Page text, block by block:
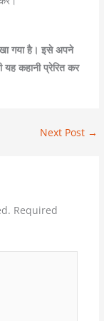
गया है। इसे अपने
यह कहानी प्रेरित कर
Next Post →
Required